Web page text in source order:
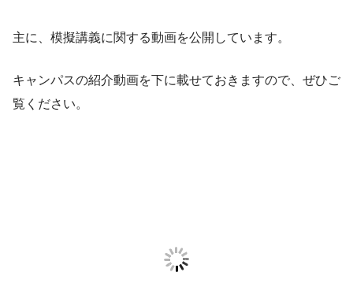
主に、模擬講義に関する動画を公開しています。
キャンパスの紹介動画を下に載せておきますので、ぜひご
覧ください。